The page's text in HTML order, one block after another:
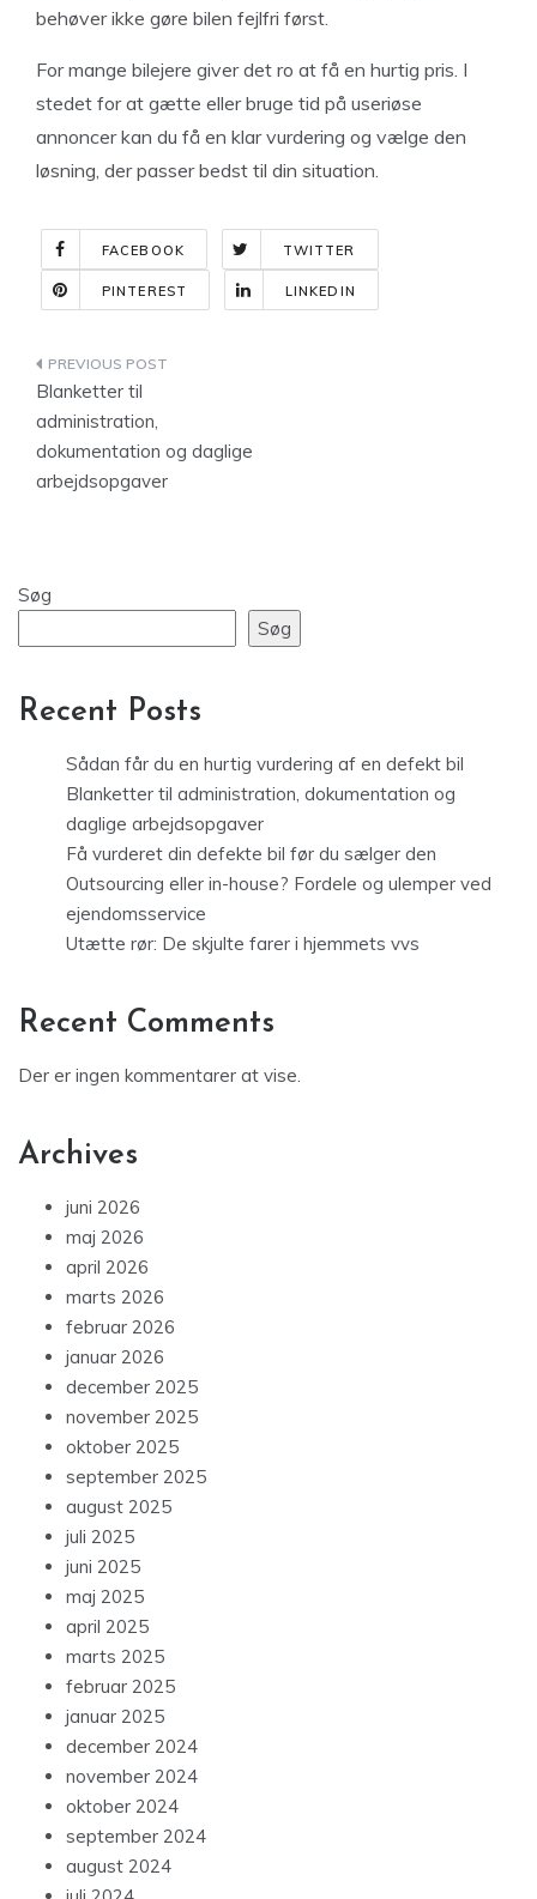
behøver ikke gøre bilen fejlfri først.
For mange bilejere giver det ro at få en hurtig pris. I
stedet for at gætte eller bruge tid på useriøse
annoncer kan du få en klar vurdering og vælge den
løsning, der passer bedst til din situation.
FACEBOOK TWITTER
PINTEREST LINKEDIN
Indlægsnavigation
Blanketter til
administration,
dokumentation og daglige
arbejdsopgaver
Søg
Søg
Recent Posts
Sådan får du en hurtig vurdering af en defekt bil
Blanketter til administration, dokumentation og
daglige arbejdsopgaver
Få vurderet din defekte bil før du sælger den
Outsourcing eller in-house? Fordele og ulemper ved
ejendomsservice
Utætte rør: De skjulte farer i hjemmets vvs
Recent Comments
Der er ingen kommentarer at vise.
Archives
juni 2026
maj 2026
april 2026
marts 2026
februar 2026
januar 2026
december 2025
november 2025
oktober 2025
september 2025
august 2025
juli 2025
juni 2025
maj 2025
april 2025
marts 2025
februar 2025
januar 2025
december 2024
november 2024
oktober 2024
september 2024
august 2024